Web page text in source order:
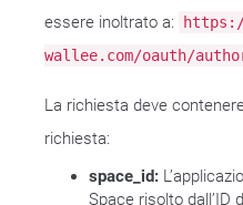
essere inoltrato a:
wallee.com/oauth/
La richiesta deve
richiesta:
space_id:
Space risolto dall’ID